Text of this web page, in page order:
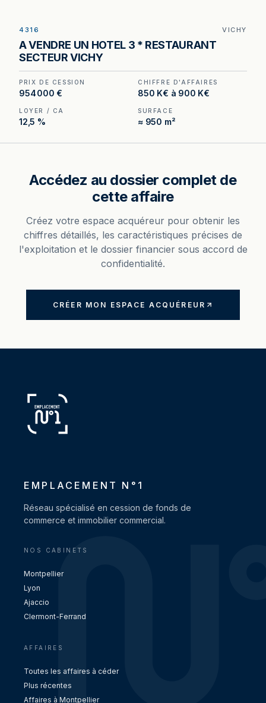
954 000 €. (Honoraires à la charge de
l'acquéreur : 54 000 €).
4316 VICHY
A VENDRE UN HOTEL 3 * RESTAURANT
SECTEUR VICHY
PRIX DE CESSION
954 000 €
CHIFFRE D'AFFAIRES
850 K€ à 900 K€
LOYER / CA
12,5 %
SURFACE
≈ 950 m²
Accédez au dossier complet de
cette affaire
Créez votre espace acquéreur pour obtenir les
chiffres détaillés, les caractéristiques précises de
l'exploitation et le dossier financier sous accord de
confidentialité.
CRÉER MON ESPACE ACQUÉREUR
EMPLACEMENT N°1
Réseau spécialisé en cession de fonds de
commerce et immobilier commercial.
NOS CABINETS
Montpellier
Lyon
Ajaccio
Clermont-Ferrand
AFFAIRES
Toutes les affaires à céder
Plus récentes
Affaires à Montpellier